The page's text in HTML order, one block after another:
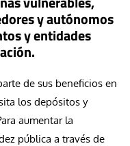
y autónomos
y entidades
de sus beneficios en
los depósitos y
aumentar la
pública a través de